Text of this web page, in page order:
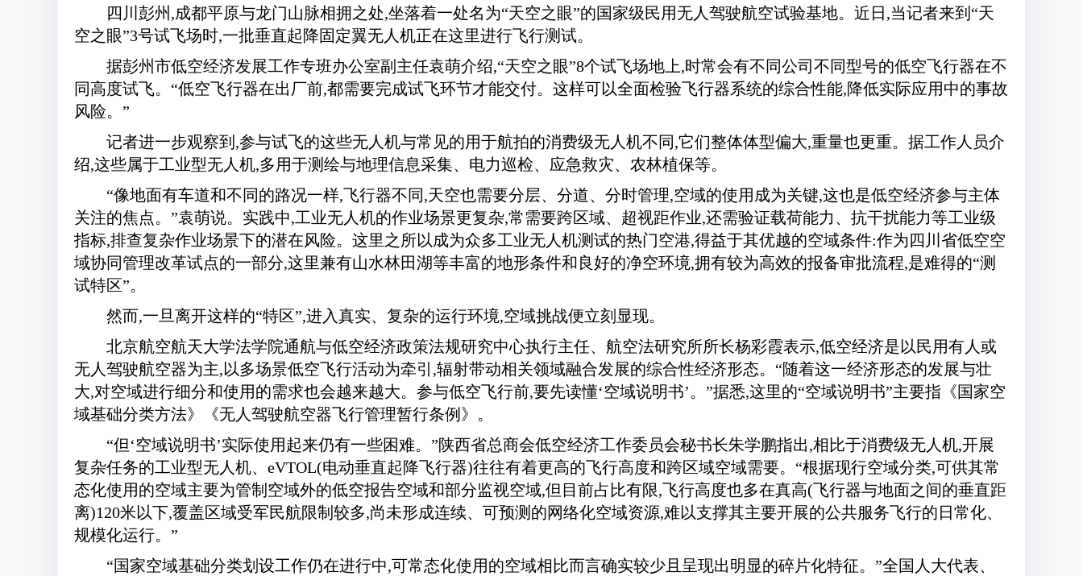
四川彭州,成都平原与龙门山脉相拥之处,坐落着一处名为“天空之眼”的国家级民用无人驾驶航空试验基地。近日,当记者来到“天
空之眼”3号试飞场时,一批垂直起降固定翼无人机正在这里进行飞行测试。
据彭州市低空经济发展工作专班办公室副主任袁萌介绍,“天空之眼”8个试飞场地上,时常会有不同公司不同型号的低空飞行器在不
同高度试飞。“低空飞行器在出厂前,都需要完成试飞环节才能交付。这样可以全面检验飞行器系统的综合性能,降低实际应用中的事故
风险。”
记者进一步观察到,参与试飞的这些无人机与常见的用于航拍的消费级无人机不同,它们整体体型偏大,重量也更重。据工作人员介
绍,这些属于工业型无人机,多用于测绘与地理信息采集、电力巡检、应急救灾、农林植保等。
“像地面有车道和不同的路况一样,飞行器不同,天空也需要分层、分道、分时管理,空域的使用成为关键,这也是低空经济参与主体
关注的焦点。”袁萌说。实践中,工业无人机的作业场景更复杂,常需要跨区域、超视距作业,还需验证载荷能力、抗干扰能力等工业级
指标,排查复杂作业场景下的潜在风险。这里之所以成为众多工业无人机测试的热门空港,得益于其优越的空域条件:作为四川省低空空
域协同管理改革试点的一部分,这里兼有山水林田湖等丰富的地形条件和良好的净空环境,拥有较为高效的报备审批流程,是难得的“测
试特区”。
然而,一旦离开这样的“特区”,进入真实、复杂的运行环境,空域挑战便立刻显现。
北京航空航天大学法学院通航与低空经济政策法规研究中心执行主任、航空法研究所所长杨彩霞表示,低空经济是以民用有人或
无人驾驶航空器为主,以多场景低空飞行活动为牵引,辐射带动相关领域融合发展的综合性经济形态。“随着这一经济形态的发展与壮
大,对空域进行细分和使用的需求也会越来越大。参与低空飞行前,要先读懂‘空域说明书’。”据悉,这里的“空域说明书”主要指《国家空
域基础分类方法》《无人驾驶航空器飞行管理暂行条例》。
“但‘空域说明书’实际使用起来仍有一些困难。”陕西省总商会低空经济工作委员会秘书长朱学鹏指出,相比于消费级无人机,开展
复杂任务的工业型无人机、eVTOL(电动垂直起降飞行器)往往有着更高的飞行高度和跨区域空域需要。“根据现行空域分类,可供其常
态化使用的空域主要为管制空域外的低空报告空域和部分监视空域,但目前占比有限,飞行高度也多在真高(飞行器与地面之间的垂直距
离)120米以下,覆盖区域受军民航限制较多,尚未形成连续、可预测的网络化空域资源,难以支撑其主要开展的公共服务飞行的日常化、
规模化运行。”
“国家空域基础分类划设工作仍在进行中,可常态化使用的空域相比而言确实较少且呈现出明显的碎片化特征。”全国人大代表、